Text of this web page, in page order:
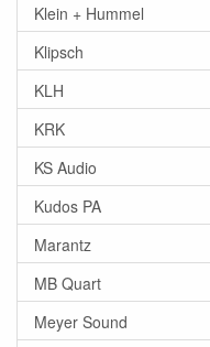
Klein + Hummel
Klipsch
KLH
KRK
KS Audio
Kudos PA
Marantz
MB Quart
Meyer Sound